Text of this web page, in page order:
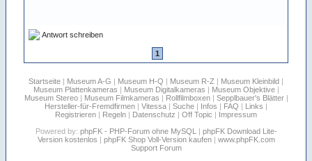
Antwort schreiben
1
Startseite | Museum A-G | Museum H-Q | Museum R-Z | Museum Kleinbild |
Museum Plattenkameras | Museum Digitalkameras | Museum Objektive|
Museum Stereo| Museum Filmkameras | Rollfilmboxen| Sepplbauer's Blätter|
Hersteller-für-Fremdfirmen | Vitessa | Suche | Infos | FAQ | Links |
Registrieren | Regeln | Datenschutz | Off Topic | Impressum
Powered by: phpFK - PHP-Forum ohne MySQL | phpFK Download Lite-
Version kostenlos | phpFK Shop Voll-Version kaufen| www.phpFK.com
Support Forum